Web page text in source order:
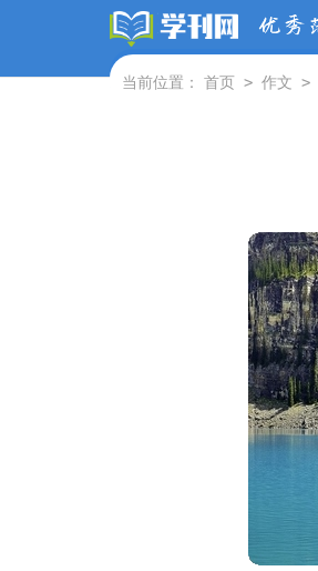
当前位置： 首页 > 作文 >